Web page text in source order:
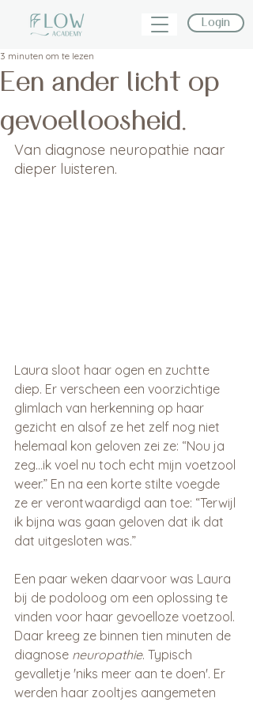
Login
Een ander licht op
gevoelloosheid.
3 minuten om te lezen
Van diagnose neuropathie naar
dieper luisteren.
Laura sloot haar ogen en zuchtte
diep. Er verscheen een voorzichtige
glimlach van herkenning op haar
gezicht en alsof ze het zelf nog niet
helemaal kon geloven zei ze: “Nou ja
zeg…ik voel nu toch echt mijn voetzool
weer.” En na een korte stilte voegde
ze er verontwaardigd aan toe: “Terwijl
ik bijna was gaan geloven dat ik dat
dat uitgesloten was.”
Een paar weken daarvoor was Laura
bij de podoloog om een oplossing te
vinden voor haar gevoelloze voetzool.
Daar kreeg ze binnen tien minuten de
diagnose neuropathie. Typisch
gevalletje 'niks meer aan te doen'. Er
werden haar zooltjes aangemeten